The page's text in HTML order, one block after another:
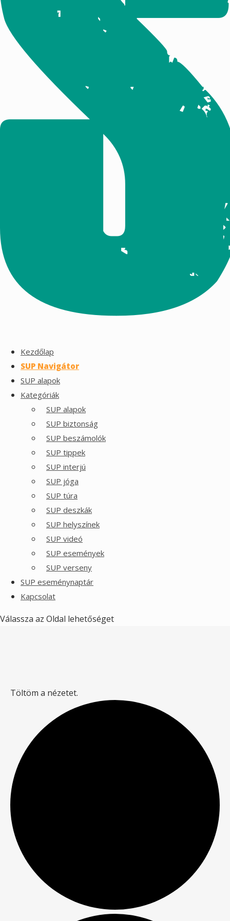
Kezdőlap
SUP Navigátor
SUP alapok
Kategóriák
SUP alapok
SUP biztonság
SUP beszámolók
SUP tippek
SUP interjú
SUP jóga
SUP túra
SUP deszkák
SUP helyszínek
SUP videó
SUP események
SUP verseny
SUP eseménynaptár
Kapcsolat
Válassza az Oldal lehetőséget
Töltöm a nézetet.